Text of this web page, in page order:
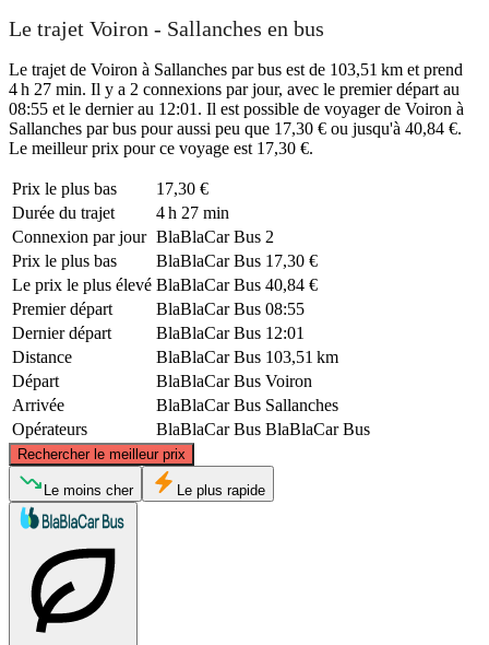
Le trajet Voiron - Sallanches en bus
Le trajet de Voiron à Sallanches par bus est de 103,51 km et prend
4 h 27 min. Il y a 2 connexions par jour, avec le premier départ au
08:55 et le dernier au 12:01. Il est possible de voyager de Voiron à
Sallanches par bus pour aussi peu que 17,30 € ou jusqu'à 40,84 €.
Le meilleur prix pour ce voyage est 17,30 €.
Prix ​​le plus bas
17,30 €
Durée du trajet
4 h 27 min
Connexion par jour BlaBlaCar Bus 2
Prix ​​le plus bas
BlaBlaCar Bus 17,30 €
Le prix le plus élevé BlaBlaCar Bus 40,84 €
Premier départ
BlaBlaCar Bus 08:55
Dernier départ
BlaBlaCar Bus 12:01
Distance
BlaBlaCar Bus 103,51 km
Départ
BlaBlaCar Bus Voiron
Arrivée
BlaBlaCar Bus Sallanches
Opérateurs
BlaBlaCar Bus BlaBlaCar Bus
Rechercher le meilleur prix
© CARTO, ©OpenStreetMap
Le moins cher Le plus rapide